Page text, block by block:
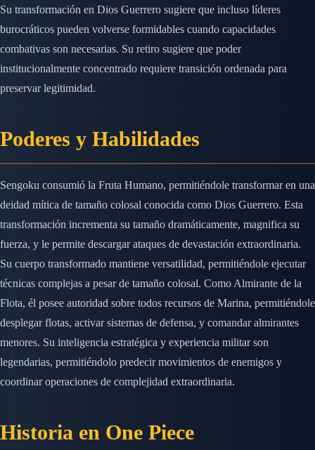
Su transformación en Dios Guerrero sugiere que incluso líderes
burocráticos pueden volverse formidables cuando capacidades
combativas son necesarias. Su retiro sugiere que poder
institucionalmente concentrado requiere transición ordenada para
preservar legitimidad.
Poderes y Habilidades
Sengoku consumió la Fruta Humano, permitiéndole transformar en una
deidad mítica de tamaño colosal conocida como Dios Guerrero. Esta
transformación incrementa su tamaño dramáticamente, magnifica su
fuerza, y le permite descargar ataques de devastación extraordinaria.
Su cuerpo transformado mantiene versatilidad, permitiéndole ejecutar
técnicas complejas a pesar de tamaño colosal. Como Almirante de la
Flota, él posee autoridad sobre todos recursos de Marina, permitiéndole
desplegar flotas, activar sistemas de defensa, y comandar almirantes
menores. Su inteligencia estratégica y experiencia militar son
legendarias, permitiéndolo predecir movimientos de enemigos y
coordinar operaciones de complejidad extraordinaria.
Historia en One Piece